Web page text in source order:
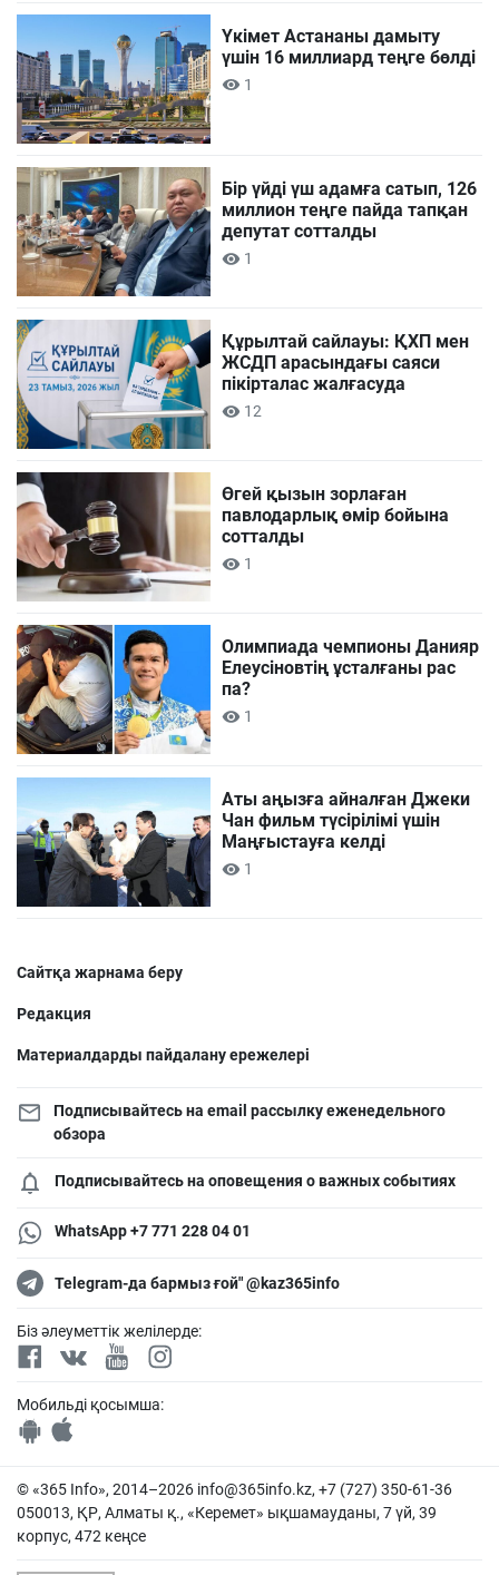
Үкімет Астананы дамыту
үшін 16 миллиард теңге бөлді
1
Бір үйді үш адамға сатып, 126
миллион теңге пайда тапқан
депутат сотталды
1
Құрылтай сайлауы: ҚХП мен
ЖСДП арасындағы саяси
пікірталас жалғасуда
12
Өгей қызын зорлаған
павлодарлық өмір бойына
сотталды
1
Олимпиада чемпионы Данияр
Елеусіновтің ұсталғаны рас
па?
1
Аты аңызға айналған Джеки
Чан фильм түсірілімі үшін
Маңғыстауға келді
1
Сайтқа жарнама беру
Редакция
Материалдарды пайдалану ережелері
Подписывайтесь на email рассылку еженедельного
обзора
Подписывайтесь на оповещения о важных событиях
WhatsApp +7 771 228 04 01
Telegram-да бармыз ғой" @kaz365info
Біз әлеуметтік желілерде:
Мобильді қосымша:
© «365 Info», 2014–2026 info@365info.kz, +7 (727) 350-61-36
050013, ҚР, Алматы қ., «Керемет» ықшамауданы, 7 үй, 39
корпус, 472 кеңсе